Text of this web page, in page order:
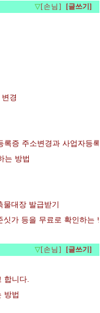
▽[손님]
경
증 주소변경과 사업자등
는 방법
대장 발급받기
가 등을 무료로 확인하는
▽[손님]
합니다.
방법